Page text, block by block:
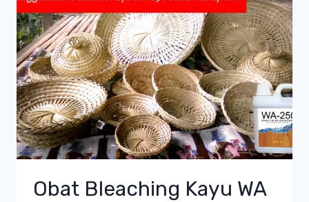
Obat Bleaching Kayu WA